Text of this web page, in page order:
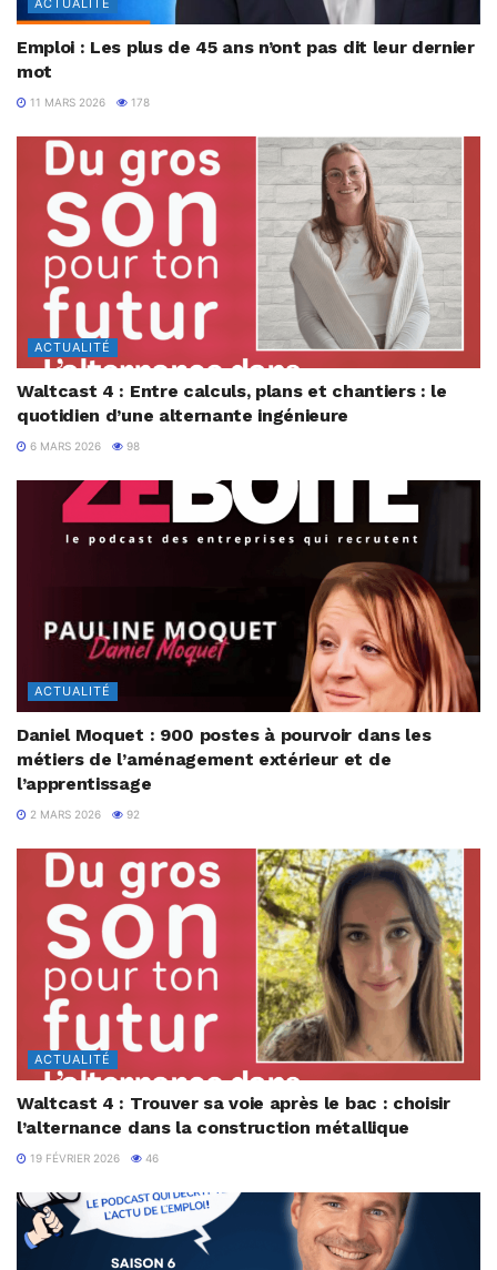
ACTUALITÉ
Emploi : Les plus de 45 ans n’ont pas dit leur dernier
mot
11 MARS 2026 178
ACTUALITÉ
Waltcast 4 : Entre calculs, plans et chantiers : le
quotidien d’une alternante ingénieure
6 MARS 2026 98
ACTUALITÉ
Daniel Moquet : 900 postes à pourvoir dans les
métiers de l’aménagement extérieur et de
l’apprentissage
2 MARS 2026 92
ACTUALITÉ
Waltcast 4 : Trouver sa voie après le bac : choisir
l’alternance dans la construction métallique
19 FÉVRIER 2026 46